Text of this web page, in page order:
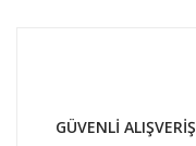
GÜVENLİ ALIŞVERİŞ